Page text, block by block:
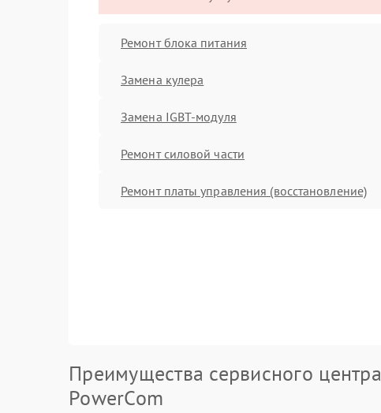
Ремонт блока питания
Замена кулера
Замена IGBT-модуля
Ремонт силовой части
Ремонт платы управления (восстановление)
Преимущества сервисного центра
PowerCom